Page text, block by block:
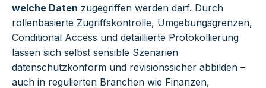
welche Daten zugegriffen werden darf. Durch
rollenbasierte Zugriffskontrolle, Umgebungsgrenzen,
Conditional Access und detaillierte Protokollierung
lassen sich selbst sensible Szenarien
datenschutzkonform und revisionssicher abbilden –
auch in regulierten Branchen wie Finanzen,